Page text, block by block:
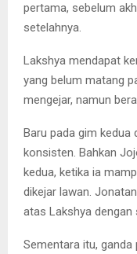
pertama, sebelum
setelahnya.
Lakshya mendapat
yang belum matang
mengejar, namun
Baru pada gim kedua
konsisten. Bahkan
kedua, ketika ia
dikejar lawan.
atas Lakshya dengan
Sementara itu,